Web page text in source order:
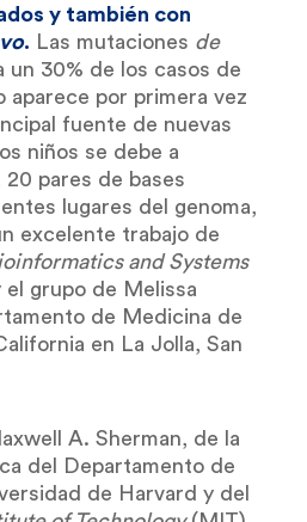
y también con
. Las mutaciones de
30% de los casos de
aparece por primera vez
fuente de nuevas
niños se debe a
20 pares de bases
lugares del genoma,
excelente trabajo de
and Systems
el grupo de Melissa
de Medicina de
en La Jolla, San
A. Sherman, de la
del Departamento de
de Harvard y del